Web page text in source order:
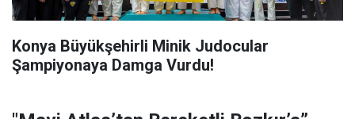
Konya Büyükşehirli Minik Judocular
Şampiyonaya Damga Vurdu!